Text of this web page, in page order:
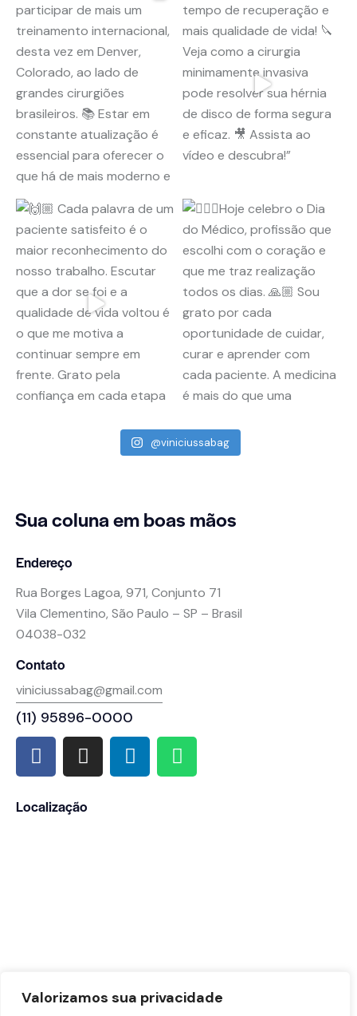
Valorizamos sua privacidade
@viniciussabag
Sua colunaem boas mãos
Endereço
Rua Borges Lagoa, 971, Conjunto 71
Vila Clementino, São Paulo – SP – Brasil
04038-032
Contato
viniciussabag@gmail.com
(11) 95896-0000
Localização